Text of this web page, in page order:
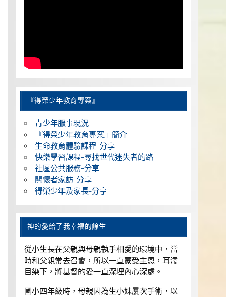
『得榮少年教育專案』
青少年服事現況
『得榮少年教育專案』簡介
生命教育體驗課程-分享
快樂學習課程-尋找世代迷失者的路
社區公共服務-分享
關懷者家訪-分享
得榮少年及家長-分享
神的愛給了我幸福的餘生
從小生長在父親與母親執手相愛的環境中，當
時和父親常去召會，所以一直蒙受主恩，耳濡
目染下，將基督的愛一直深埋內心深處。
國小四年級時，母親因為生小妹屢次手術，以